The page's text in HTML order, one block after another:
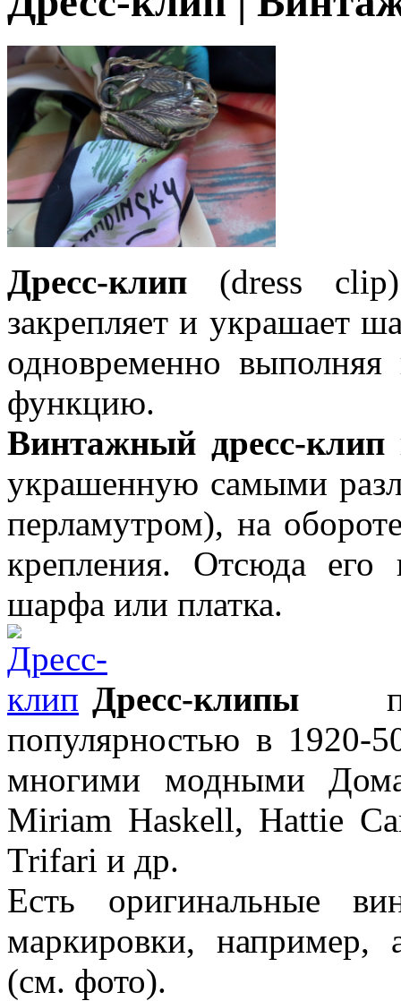
Дресс-клип (dress
закрепляет и украшает
одновременно выполняя
функцию.
Винтажный дресс-клип
украшенную самыми
перламутром), на
крепления. Отсюда его
шарфа или платка.
Дресс-клипы
популярностью в 1920-
многими модными
Miriam Haskell, Hattie
Trifari и др.
Есть оригинальные
маркировки, например,
(см. фото).